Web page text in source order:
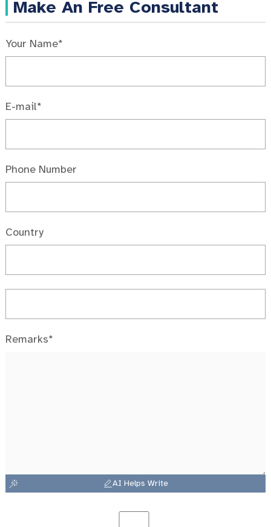
Make An Free Consultant
Your Name*
E-mail*
Phone Number
Country
Remarks*
AI Helps Write